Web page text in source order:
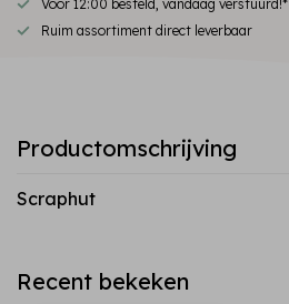
Voor 12:00 besteld, vandaag verstuurd!*
Ruim assortiment direct leverbaar
Productomschrijving
Scraphut
Recent bekeken